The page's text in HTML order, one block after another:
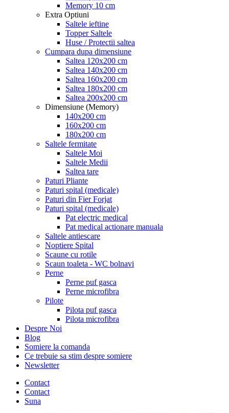
Memory 10 cm
Extra Optiuni
Saltele ieftine
Topper Saltele
Huse / Protectii saltea
Cumpara dupa dimensiune
Saltea 120x200 cm
Saltea 140x200 cm
Saltea 160x200 cm
Saltea 180x200 cm
Saltea 200x200 cm
Dimensiune (Memory)
140x200 cm
160x200 cm
180x200 cm
Saltele fermitate
Saltele Moi
Saltele Medii
Saltea tare
Paturi Pliante
Paturi spital (medicale)
Paturi din Fier Forjat
Paturi spital (medicale)
Pat electric medical
Pat medical actionare manuala
Saltele antiescare
Noptiere Spital
Scaune cu rotile
Scaun toaleta - WC bolnavi
Perne
Perne puf gasca
Perne microfibra
Pilote
Pilota puf gasca
Pilota microfibra
Despre Noi
Blog
Somiere la comanda
Ce trebuie sa stim despre somiere
Newsletter
Contact
Contact
Suna